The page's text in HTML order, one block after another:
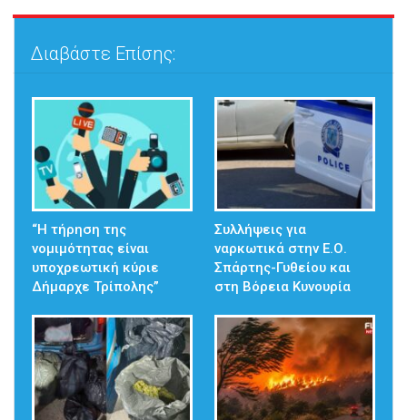
Διαβάστε Επίσης:
“Η τήρηση της
νομιμότητας είναι
υποχρεωτική κύριε
Δήμαρχε Τρίπολης”
Συλλήψεις για
ναρκωτικά στην Ε.Ο.
Σπάρτης-Γυθείου και
στη Βόρεια Κυνουρία